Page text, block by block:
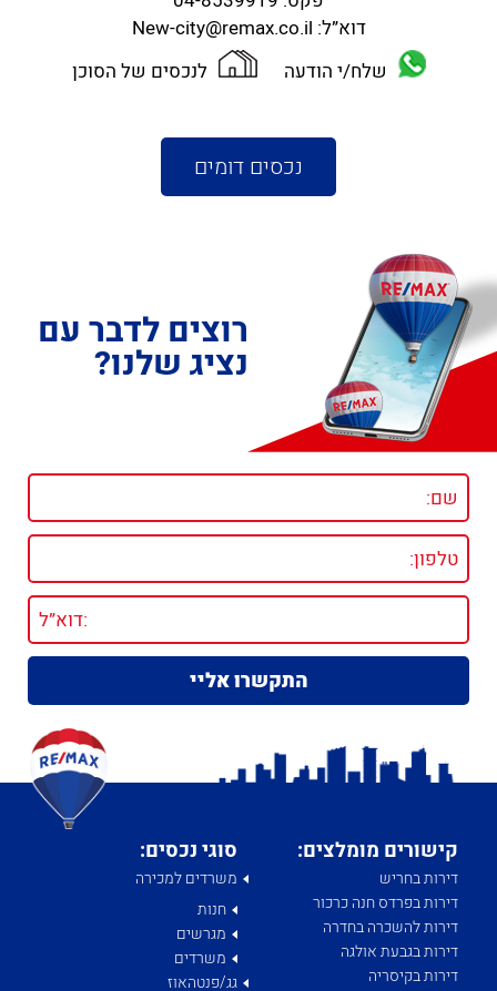
דוא”ל: New-city@remax.co.il
שלח/י הודעה
לנכסים של הסוכן
נכסים דומים
רוצים לדבר עם
נציג שלנו?
קישורים מומלצים:
דירות בחריש
דירות בפרדס חנה כרכור
דירות להשכרה בחדרה
דירות בגבעת אולגה
דירות בקיסריה
סוגי נכסים:
משרדים למכירה
חנות
מגרשים
משרדים
גג/פנטהאוז